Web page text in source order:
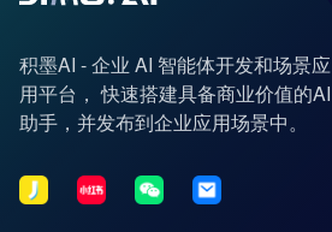
积墨AI - 企业 AI 智能体开发和场景应
用平台， 快速搭建具备商业价值的AI
助手，并发布到企业应用场景中。